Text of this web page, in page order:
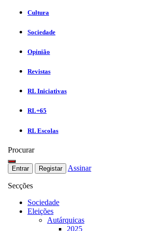
Cultura
Sociedade
Opinião
Revistas
RL Iniciativas
RL+65
RL Escolas
Procurar
Entrar Registar Assinar
Secções
Sociedade
Eleições
Autárquicas
2025